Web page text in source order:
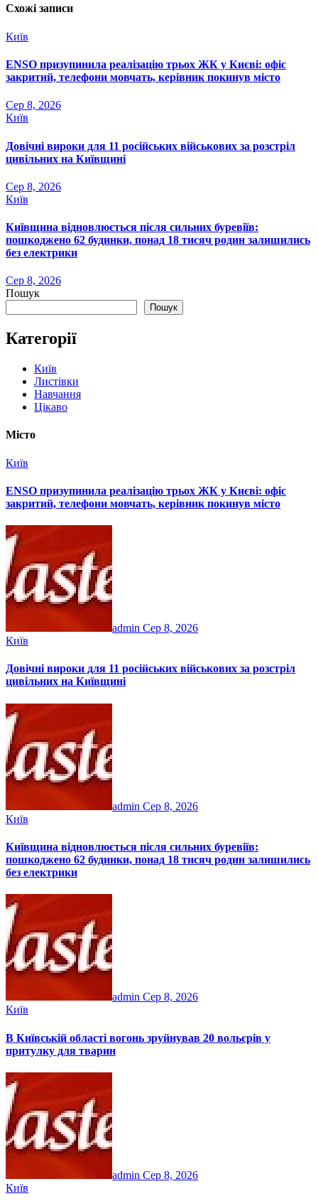
Схожі записи
Київ
ENSO призупинила реалізацію трьох ЖК у Києві: офіс
закритий, телефони мовчать, керівник покинув місто
Сер 8, 2026
Київ
Довічні вироки для 11 російських військових за розстріл
цивільних на Київщині
Сер 8, 2026
Київ
Київщина відновлюється після сильних буревіїв:
пошкоджено 62 будинки, понад 18 тисяч родин залишились
без електрики
Сер 8, 2026
Пошук
Пошук
Категорії
Київ
Листівки
Навчання
Цікаво
Місто
Київ
ENSO призупинила реалізацію трьох ЖК у Києві: офіс
закритий, телефони мовчать, керівник покинув місто
admin Сер 8, 2026
Київ
Довічні вироки для 11 російських військових за розстріл
цивільних на Київщині
admin Сер 8, 2026
Київ
Київщина відновлюється після сильних буревіїв:
пошкоджено 62 будинки, понад 18 тисяч родин залишились
без електрики
admin Сер 8, 2026
Київ
В Київській області вогонь зруйнував 20 вольєрів у
притулку для тварин
admin Сер 8, 2026
Київ